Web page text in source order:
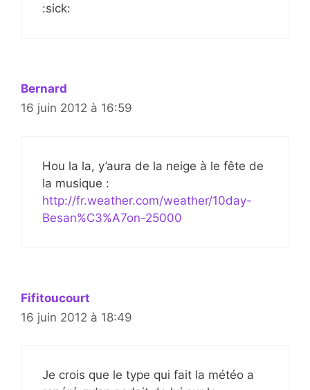
:sick:
Bernard
16 juin 2012 à 16:59
Hou la la, y’aura de la neige à le fête de
la musique :
http://fr.weather.com/weather/10day-
Besan%C3%A7on-25000
Fifitoucourt
16 juin 2012 à 18:49
Je crois que le type qui fait la météo a